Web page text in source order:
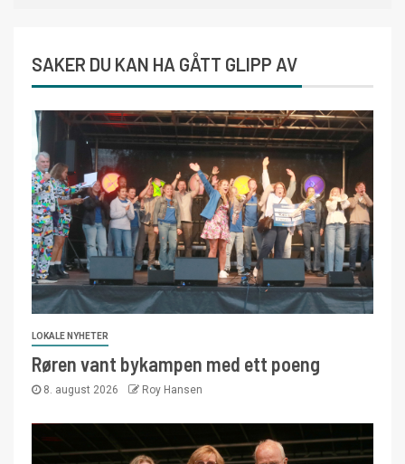
SAKER DU KAN HA GÅTT GLIPP AV
LOKALE NYHETER
Røren vant bykampen med ett poeng
8. august 2026 Roy Hansen